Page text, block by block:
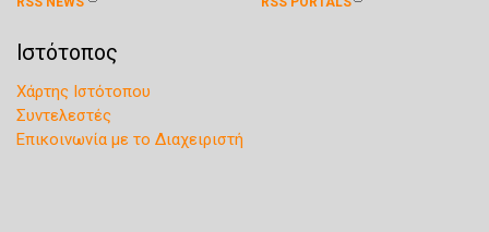
Ιστότοπος
Χάρτης Ιστότοπου
Συντελεστές
Επικοινωνία με το Διαχειριστή